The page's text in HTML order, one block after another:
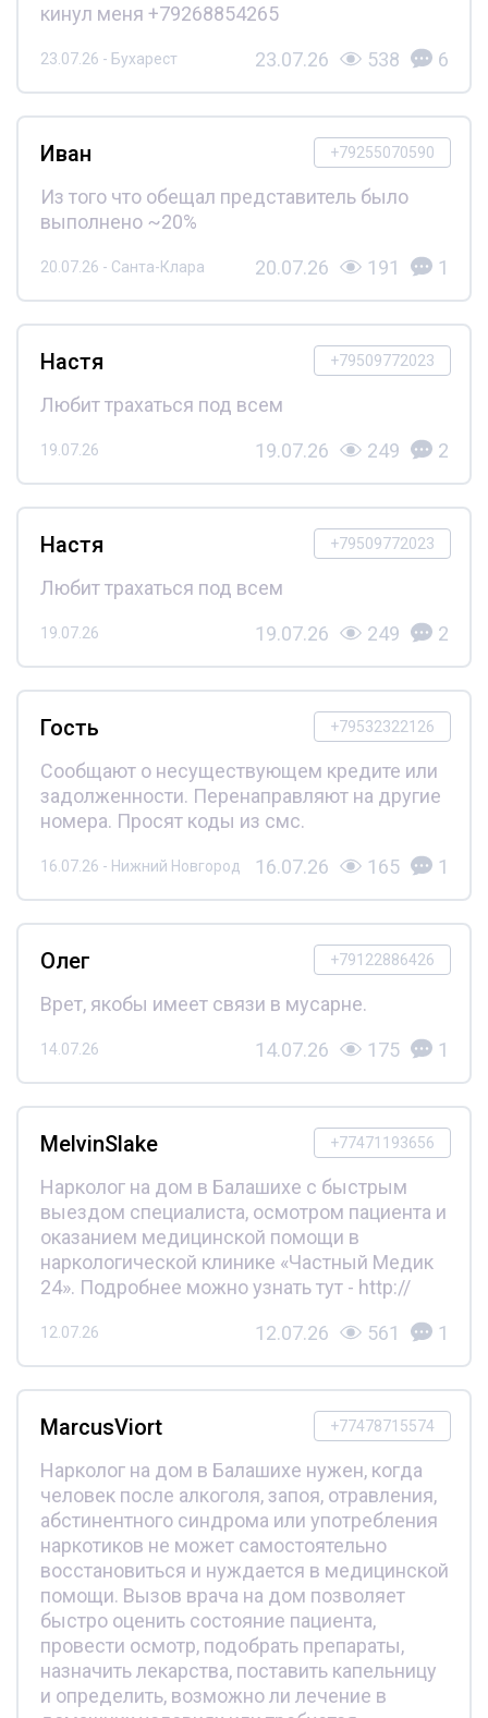
кинул меня +79268854265
23.07.26 - Бухарест 23.07.26 538 6
+79255070590
Иван
Из того что обещал представитель было
выполнено ~20%
20.07.26 - Санта-Клара 20.07.26 191 1
+79509772023
Настя
Любит трахаться под всем
19.07.26 19.07.26 249 2
+79509772023
Настя
Любит трахаться под всем
19.07.26 19.07.26 249 2
+79532322126
Гость
Сообщают о несуществующем кредите или
задолженности. Перенаправляют на другие
номера. Просят коды из смс.
16.07.26 - Нижний Новгород 16.07.26 165 1
+79122886426
Олег
Врет, якобы имеет связи в мусарне.
14.07.26 14.07.26 175 1
+77471193656
MelvinSlake
Нарколог на дом в Балашихе с быстрым
выездом специалиста, осмотром пациента и
оказанием медицинской помощи в
наркологической клинике «Частный Медик
24». Подробнее можно узнать тут - http://
12.07.26 12.07.26 561 1
+77478715574
MarcusViort
Нарколог на дом в Балашихе нужен, когда
человек после алкоголя, запоя, отравления,
абстинентного синдрома или употребления
наркотиков не может самостоятельно
восстановиться и нуждается в медицинской
помощи. Вызов врача на дом позволяет
быстро оценить состояние пациента,
провести осмотр, подобрать препараты,
назначить лекарства, поставить капельницу
и определить, возможно ли лечение в